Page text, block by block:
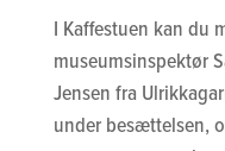
I Kaffestuen kan du
museumsinspektør
Jensen fra
under besættelsen,